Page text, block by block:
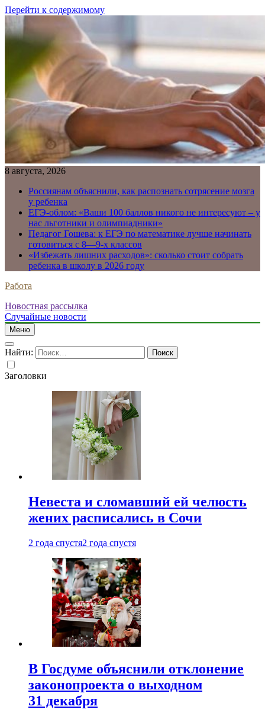
Перейти к содержимому
8 августа, 2026
Россиянам объяснили, как распознать сотрясение мозга
у ребенка
ЕГЭ-облом: «Ваши 100 баллов никого не интересуют – у
нас льготники и олимпиадники»
Педагог Гошева: к ЕГЭ по математике лучше начинать
готовиться с 8—9-х классов
«Избежать лишних расходов»: сколько стоит собрать
ребенка в школу в 2026 году
Работа
Новостная рассылка
Случайные новости
Меню
Найти:
Заголовки
Невеста и сломавший ей челюсть
жених расписались в Сочи
2 года спустя2 года спустя
В Госдуме объяснили отклонение
законопроекта о выходном
31 декабря